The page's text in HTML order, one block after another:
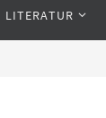
LITERATUR